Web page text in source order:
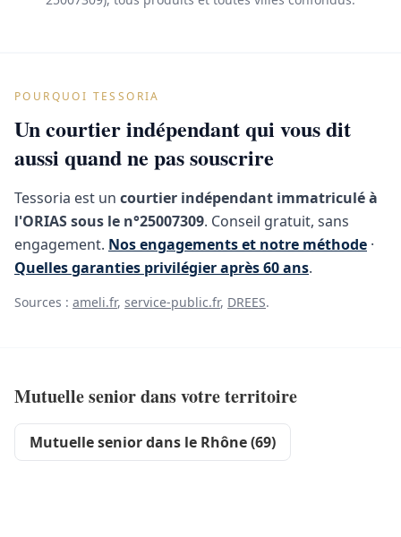
POURQUOI TESSORIA
Un courtier indépendant qui vous dit
aussi quand ne pas souscrire
Tessoria est un courtier indépendant immatriculé à
l'ORIAS sous le n°25007309. Conseil gratuit, sans
engagement. Nos engagements et notre méthode ·
Quelles garanties privilégier après 60 ans.
Sources : ameli.fr, service-public.fr, DREES.
Mutuelle senior dans votre territoire
Mutuelle senior dans le Rhône (69)